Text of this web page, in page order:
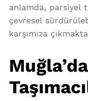
anlamda, parsiyel
çevresel
karşımıza